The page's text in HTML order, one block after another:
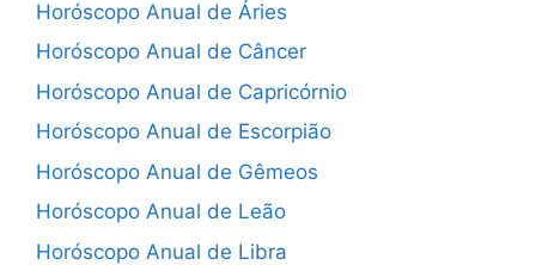
Horóscopo Anual de Áries
Horóscopo Anual de Câncer
Horóscopo Anual de Capricórnio
Horóscopo Anual de Escorpião
Horóscopo Anual de Gêmeos
Horóscopo Anual de Leão
Horóscopo Anual de Libra